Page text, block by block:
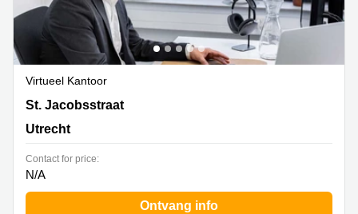
Virtueel Kantoor
St. Jacobsstraat 123- 135, Utrecht
St. Jacobsstraat
Utrecht
Contact for price:
N/A
Ontvang info